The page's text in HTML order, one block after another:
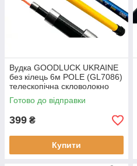
Вудка GOODLUCK UKRAINE
без кілець 6м POLE (GL7086)
телескопічна скловолокно
вагу 386 г
Готово до відправки
399 ₴
Купити